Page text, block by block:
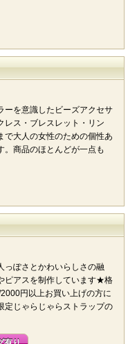
を意識したビーズアクセサ
レス・ブレスレット・リン
で大人の女性のための個性あ
。商品のほとんどが一点も
っぽさとかわいらしさの融
ピアスを制作しています★格
円以上お買い上げの方に
じゃらじゃらストラップの